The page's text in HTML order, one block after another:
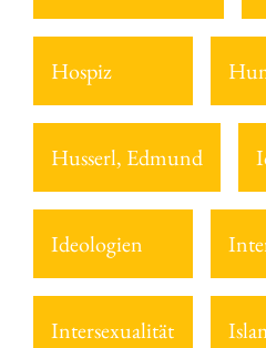
Hospiz
Husserl, Edmund
Ideologien
Intersexualität